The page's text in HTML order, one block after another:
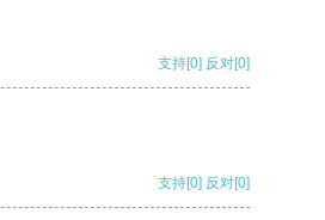
支持[0] 反对[0]
支持[0] 反对[0]